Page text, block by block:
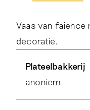
Vaas van faience
decoratie.
Plateelbakkerij
anoniem